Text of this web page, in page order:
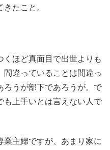
たこと。
ほど真面目で出世よりも
間違っていることは間違っ
ろうが部下であろうが。で
も上手いとは言えない人で
主婦ですが、あまり家に